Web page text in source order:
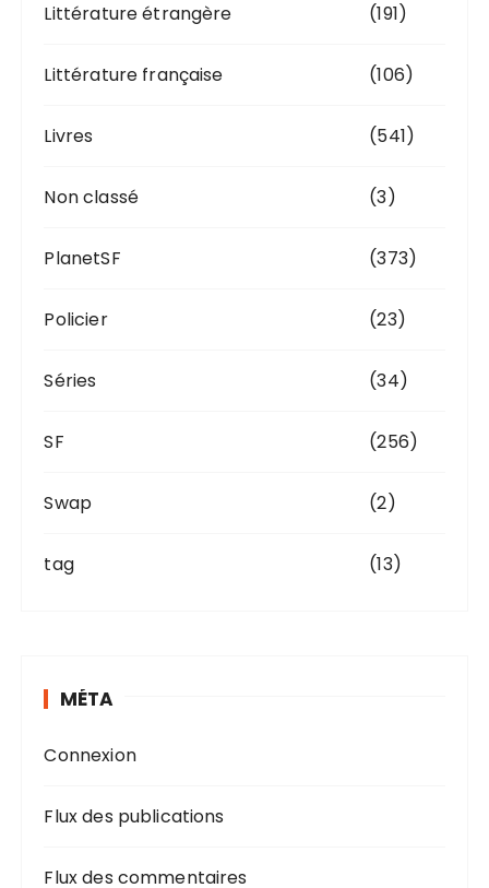
Littérature étrangère (191)
Littérature française (106)
Livres (541)
Non classé (3)
PlanetSF (373)
Policier (23)
Séries (34)
SF (256)
Swap (2)
tag (13)
MÉTA
Connexion
Flux des publications
Flux des commentaires